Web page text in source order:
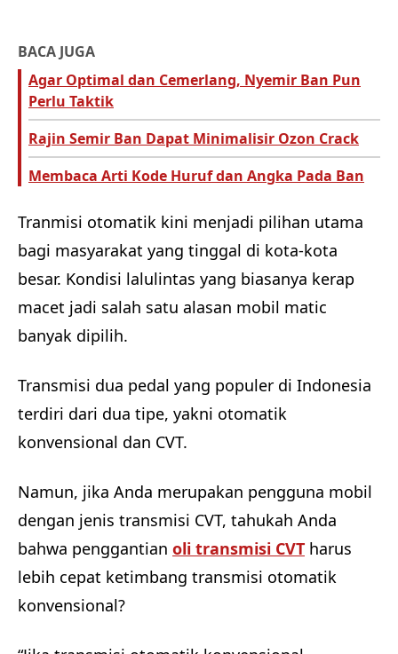
BACA JUGA
Agar Optimal dan Cemerlang, Nyemir Ban Pun
Perlu Taktik
Rajin Semir Ban Dapat Minimalisir Ozon Crack
Membaca Arti Kode Huruf dan Angka Pada Ban
Tranmisi otomatik kini menjadi pilihan utama
bagi masyarakat yang tinggal di kota-kota
besar. Kondisi lalulintas yang biasanya kerap
macet jadi salah satu alasan mobil matic
banyak dipilih.
Transmisi dua pedal yang populer di Indonesia
terdiri dari dua tipe, yakni otomatik
konvensional dan CVT.
Namun, jika Anda merupakan pengguna mobil
dengan jenis transmisi CVT, tahukah Anda
bahwa penggantian oli transmisi CVT harus
lebih cepat ketimbang transmisi otomatik
konvensional?